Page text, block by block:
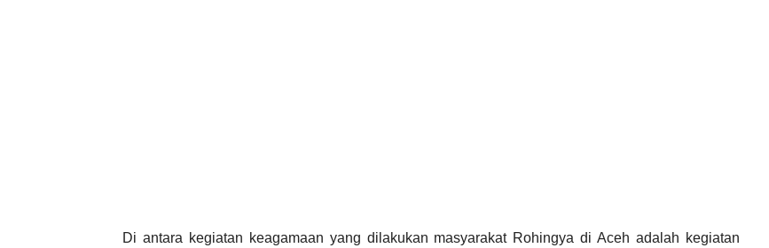
Di antara kegiatan keagamaan yang dilakukan masyarakat Rohingya di Aceh adalah kegiatan